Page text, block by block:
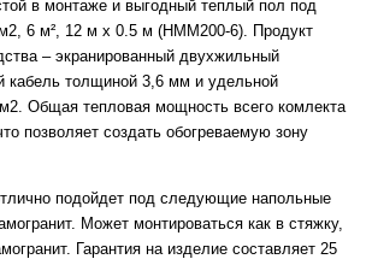
в монтаже и выгодный теплый пол под
6 м², 12 м x 0.5 м (HMM200-6). Продукт
– экранированный двухжильный
кабель толщиной 3,6 мм и удельной
Общая тепловая мощность всего комлекта
позволяет создать обогреваемую зону
подойдет под следующие напольные
Может монтироваться как в стяжку,
Гарантия на изделие составляет 25